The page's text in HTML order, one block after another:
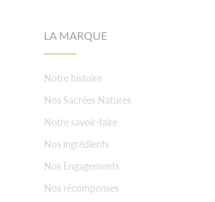
LA MARQUE
Notre histoire
Nos Sacrées Natures
Notre savoir-faire
Nos ingrédients
Nos Engagements
Nos récompenses